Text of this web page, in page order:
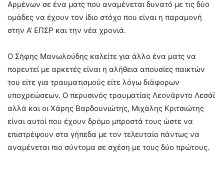
Αρμένων σε ένα ματς που αναμένεται δυνατό με τις δύο
ομάδες να έχουν τον ίδιο στόχο που είναι η παραμονή
στην Α’ ΕΠΣΡ και την νέα χρονιά.
Ο Σήφης Μανωλούδης καλείτε για άλλο ένα ματς να
πορευτεί με αρκετές είναι η αλήθεια απουσίες παικτών
του είτε για τραυματισμούς είτε λόγω διάφορων
υποχρεώσεων. Ο περυσινός τραυματίας Λεονάρντο Λεσάϊ
αλλά και οι Χάρης Βαρδουνιώτης, Μιχάλης Κριτσιώτης
είναι αυτοί που έχουν δρόμο μπροστά τους ώστε να
επιστρέψουν στα γήπεδα με τον τελευταίο πάντως να
αναμένεται πιο σύντομα σε σχέση με τους δύο πρώτους.